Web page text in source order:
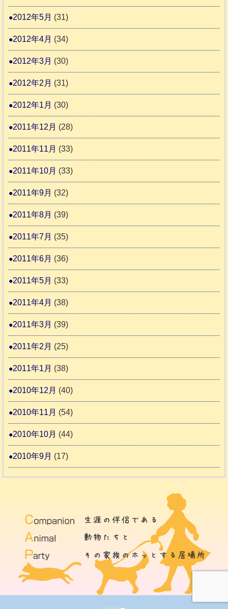
2012年5月 (31)
2012年4月 (34)
2012年3月 (30)
2012年2月 (31)
2012年1月 (30)
2011年12月 (28)
2011年11月 (33)
2011年10月 (33)
2011年9月 (32)
2011年8月 (39)
2011年7月 (35)
2011年6月 (36)
2011年5月 (33)
2011年4月 (38)
2011年3月 (39)
2011年2月 (25)
2011年1月 (38)
2010年12月 (40)
2010年11月 (54)
2010年10月 (44)
2010年9月 (17)